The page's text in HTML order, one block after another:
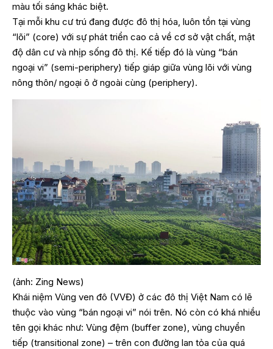
màu tối sáng khác biệt.
Tại mỗi khu cư trú đang được đô thị hóa, luôn tồn tại vùng
“lõi” (core) với sự phát triển cao cả về cơ sở vật chất, mật
độ dân cư và nhịp sống đô thị. Kế tiếp đó là vùng “bán
ngoại vi” (semi-periphery) tiếp giáp giữa vùng lõi với vùng
nông thôn/ ngoại ô ở ngoài cùng (periphery).
(ảnh: Zing News)
Khái niệm Vùng ven đô (VVĐ) ở các đô thị Việt Nam có lẽ
thuộc vào vùng “bán ngoại vi” nói trên. Nó còn có khá nhiều
tên gọi khác như: Vùng đệm (buffer zone), vùng chuyển
tiếp (transitional zone) – trên con đường lan tỏa của quá